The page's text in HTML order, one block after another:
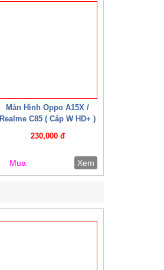
Màn Hình Oppo A15X /
Realme C85 ( Cáp W HD+ )
230,000 đ
Mua Xem